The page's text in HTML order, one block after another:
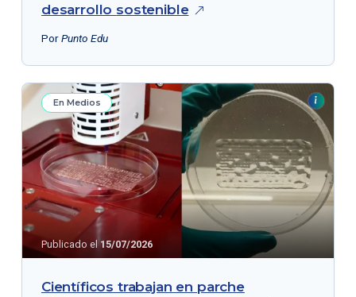
desarrollo sostenible
PorPunto Edu
En Medios
Publicado el15/07/2026
Científicos trabajan en parche